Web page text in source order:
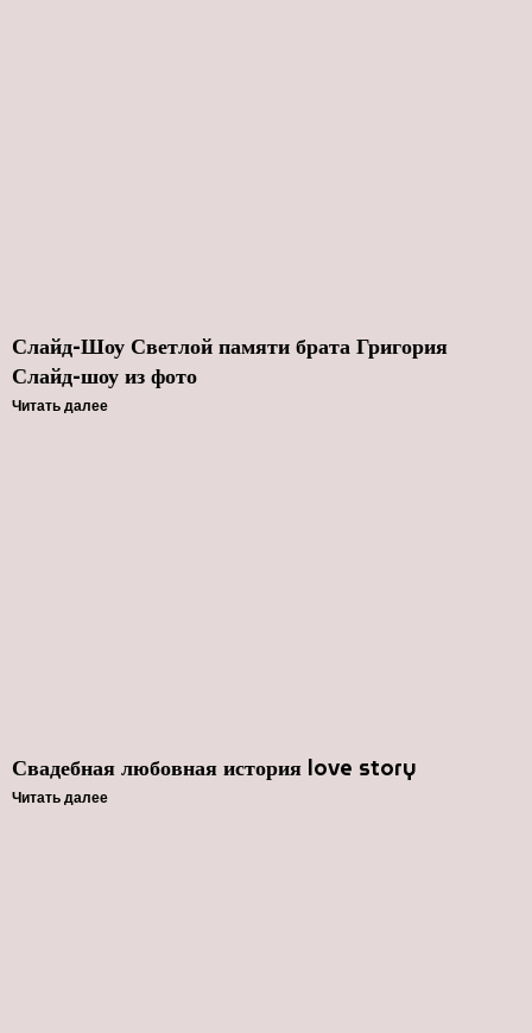
Слайд-Шоу Светлой памяти брата Григория
Слайд-шоу из фото
Читать далее
Свадебная любовная история love story
Читать далее